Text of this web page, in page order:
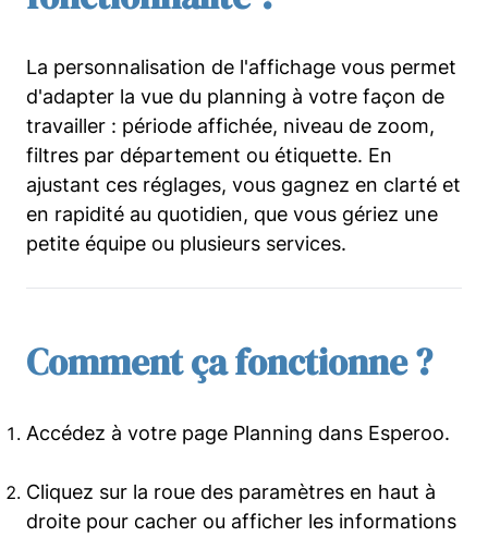
La personnalisation de l'affichage vous permet
d'adapter la vue du planning à votre façon de
travailler : période affichée, niveau de zoom,
filtres par département ou étiquette. En
ajustant ces réglages, vous gagnez en clarté et
en rapidité au quotidien, que vous gériez une
petite équipe ou plusieurs services.
Comment ça fonctionne ?
Accédez à votre page Planning dans Esperoo.
Cliquez sur la roue des paramètres en haut à
droite pour cacher ou afficher les informations